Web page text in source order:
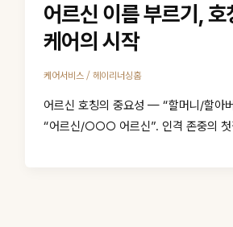
어르신 이름 부르기, 호
케어의 시작
케어서비스/ 헤이리너싱홈
어르신 호칭의 중요성 — “할머니/할아
“어르신/○○○ 어르신”. 인격 존중의 첫